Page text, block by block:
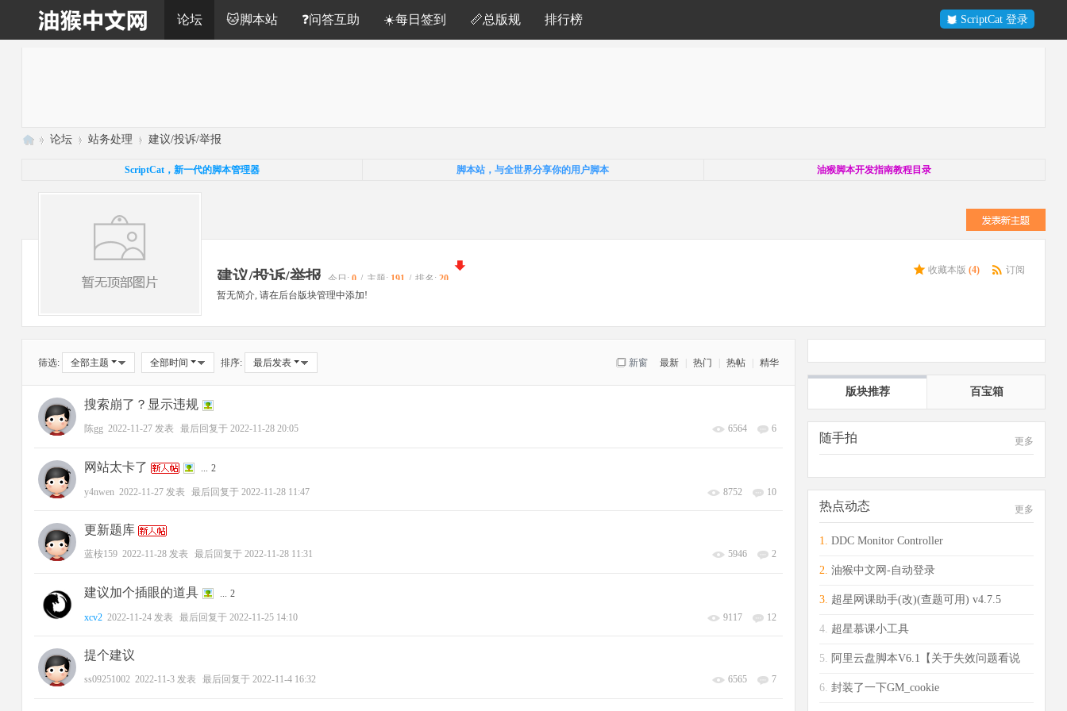
ScriptCat 登录
论坛 🐱脚本站 ❓问答互助 ☀️每日签到 📏总版规 排行榜
» 论坛 › 站务处理 › 建议/投诉/举报
ScriptCat，新一代的脚本管理器 脚本站，与全世界分享你的用户脚本 油猴脚本开发指南教程目录
收藏本版(4) 订阅
建议/投诉/举报 今日: 0 / 主题: 191 / 排名: 20
暂无简介, 请在后台版块管理中添加!
最新 热门 热帖 精华
新窗
筛选: 全部主题 全部时间 排序: 最后发表
搜索崩了？显示违规
6564 6
陈gg 2022-11-27发表 最后回复于 2022-11-28 20:05
网站太卡了 ... 2
8752 10
y4nwen 2022-11-27发表 最后回复于 2022-11-28 11:47
更新题库
5946 2
蓝桉159 2022-11-28发表 最后回复于 2022-11-28 11:31
建议加个插眼的道具 ... 2
9117 12
xcv2 2022-11-24发表 最后回复于 2022-11-25 14:10
提个建议
6565 7
ss09251002 2022-11-3发表 最后回复于 2022-11-4 16:32
版块推荐 百宝箱
更多
随手拍
更多
热点动态
1. DDC Monitor Controller
2. 油猴中文网-自动登录
3. 超星网课助手(改)(查题可用) v4.7.5
4. 超星慕课小工具
5. 阿里云盘脚本V6.1【关于失效问题看说
明】
6. 封装了一下GM_cookie